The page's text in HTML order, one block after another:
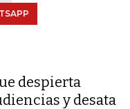
despierta
y desata